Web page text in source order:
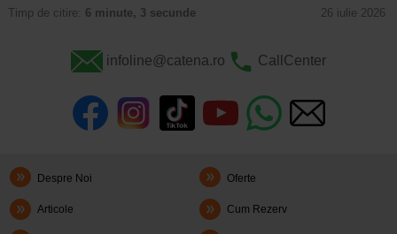
Timp de citire: 6 minute, 3 secunde 26 iulie 2026
infoline@catena.ro CallCenter
Despre Noi Oferte
Articole Cum Rezerv